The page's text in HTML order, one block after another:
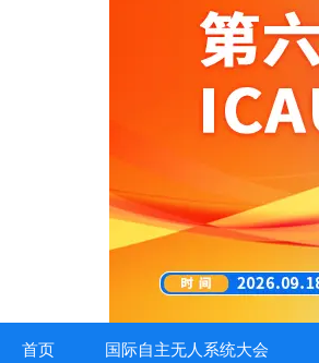
首页 国际自主无人系统大会